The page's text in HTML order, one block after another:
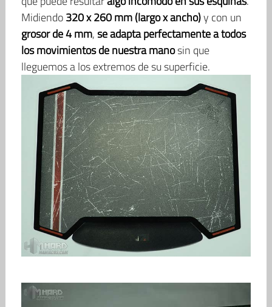
Midiendo320 x 260 mm (largo x ancho)y con un
grosor de 4 mm,se adapta perfectamente a todos
los movimientos de nuestra manosin que
lleguemos a los extremos de su superficie.